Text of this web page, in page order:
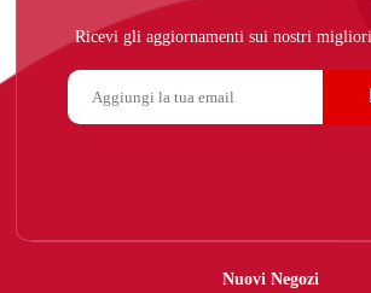
Ricevi gli aggiornamenti sui nostri
Nuovi Negozi